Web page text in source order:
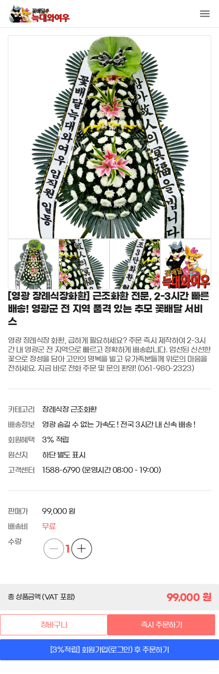
[영광 장례식장화환] 근조화환 전문, 2-3시간 빠른
배송! 영광군 전 지역 품격 있는 추모 꽃배달 서비
스
영광 장례식장 화환, 급하게 필요하세요? 주문 즉시 제작하여 2-3시
간 내 영광군 전 지역으로 빠르고 정확하게 배송합니다. 엄선된 신선한
꽃으로 정성을 담아 고인의 명복을 빌고 유가족분들께 위로의 마음을
전하세요. 지금 바로 전화 주문 및 문의 환영! (061-980-2323)
카테고리 장례식장 근조화환
배송정보 영광 숨길 수 없는 가속도 ! 전국 3시간 내 신속 배송 !
회원혜택 3% 적립
원산지 하단 별도 표시
고객센터 1588-6790 (운영시간 08:00 - 19:00)
판매가 99,000 원
배송비 무료
수량
1
총 상품금액 (VAT 포함) 99,000원
장바구니 즉시 주문하기
[3%적립] 회원가입(로그인) 후 주문하기